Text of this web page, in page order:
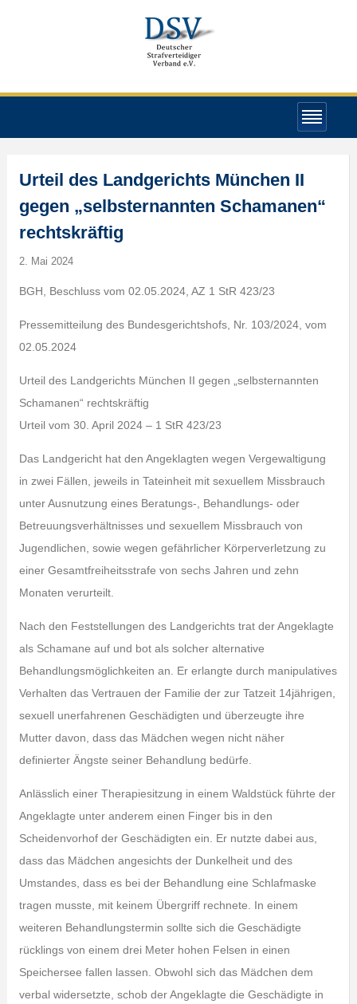
Urteil des Landgerichts München II
gegen „selbsternannten Schamanen“
rechtskräftig
2. Mai 2024
BGH, Beschluss vom 02.05.2024, AZ 1 StR 423/23
Pressemitteilung des Bundesgerichtshofs, Nr. 103/2024, vom
02.05.2024
Urteil des Landgerichts München II gegen „selbsternannten
Schamanen“ rechtskräftig
Urteil vom 30. April 2024 – 1 StR 423/23
Das Landgericht hat den Angeklagten wegen Vergewaltigung
in zwei Fällen, jeweils in Tateinheit mit sexuellem Missbrauch
unter Ausnutzung eines Beratungs-, Behandlungs- oder
Betreuungsverhältnisses und sexuellem Missbrauch von
Jugendlichen, sowie wegen gefährlicher Körperverletzung zu
einer Gesamtfreiheitsstrafe von sechs Jahren und zehn
Monaten verurteilt.
Nach den Feststellungen des Landgerichts trat der Angeklagte
als Schamane auf und bot als solcher alternative
Behandlungsmöglichkeiten an. Er erlangte durch manipulatives
Verhalten das Vertrauen der Familie der zur Tatzeit 14jährigen,
sexuell unerfahrenen Geschädigten und überzeugte ihre
Mutter davon, dass das Mädchen wegen nicht näher
definierter Ängste seiner Behandlung bedürfe.
Anlässlich einer Therapiesitzung in einem Waldstück führte der
Angeklagte unter anderem einen Finger bis in den
Scheidenvorhof der Geschädigten ein. Er nutzte dabei aus,
dass das Mädchen angesichts der Dunkelheit und des
Umstandes, dass es bei der Behandlung eine Schlafmaske
tragen musste, mit keinem Übergriff rechnete. In einem
weiteren Behandlungstermin sollte sich die Geschädigte
rücklings von einem drei Meter hohen Felsen in einen
Speichersee fallen lassen. Obwohl sich das Mädchen dem
verbal widersetzte, schob der Angeklagte die Geschädigte in